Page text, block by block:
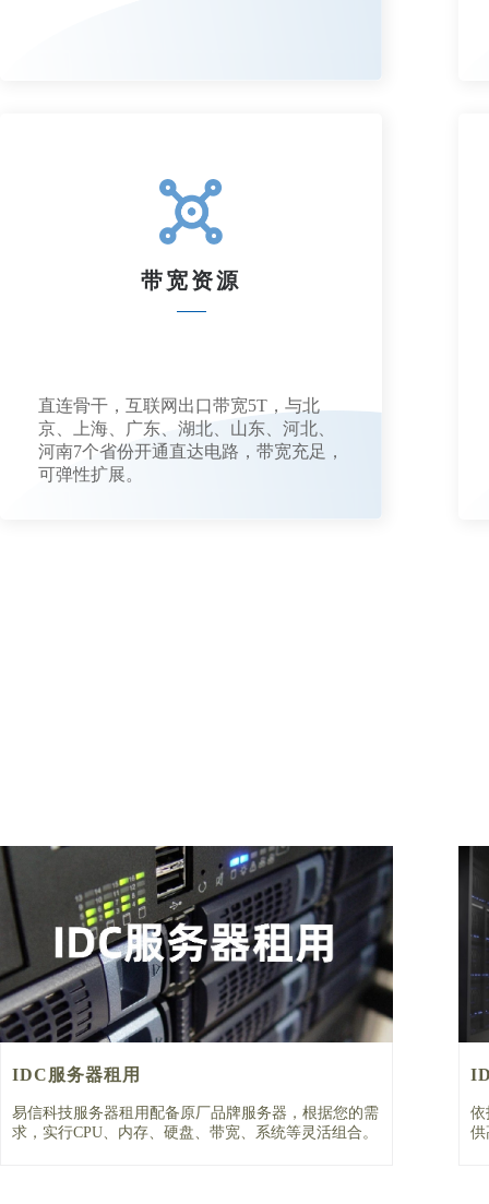
带宽资源
直连骨干，互联网出口带宽5T，与北
京、上海、广东、湖北、山东、河北、
河南7个省份开通直达电路，带宽充足，
可弹性扩展。
IDC服务器租用
易信科技服务器租用配备原厂品牌服务器，根据您的需
求，实行CPU、内存、硬盘、带宽、系统等灵活组合。
依
供